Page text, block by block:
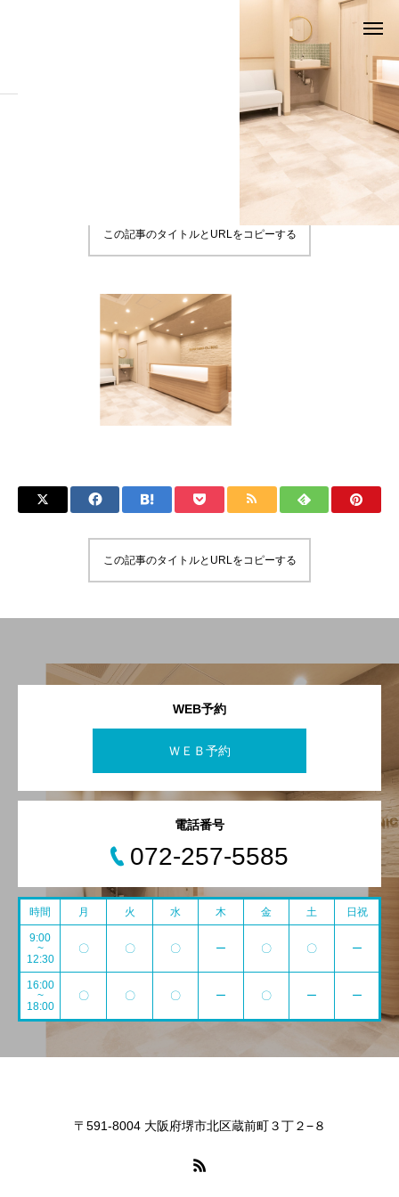
この記事のタイトルとURLをコピーする
この記事のタイトルとURLをコピーする
WEB予約
ＷＥＢ予約
電話番号
072-257-5585
時間 月 火 水 木 金 土 日祝
9:00
~
12:30
〇 〇 〇 ー 〇 〇 ー
16:00
~
18:00
〇 〇 〇 ー 〇 ー ー
〒591-8004 大阪府堺市北区蔵前町３丁２−８